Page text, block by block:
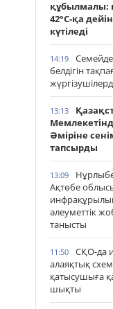
құбылмалы:
42°С-қа
күтіледі
14:19
Семейде
белдігін
13:13
Әміріне
тапсырды
13:09
Ақтөбе
әлеуметтік
танысты
11:50
СҚО-да
алаяқтық
қатысушыға
шықты